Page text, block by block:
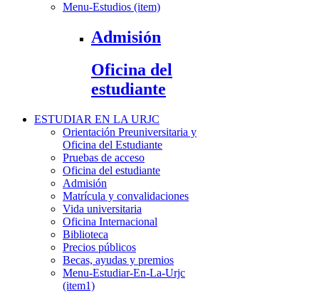
Menu-Estudios (item)
Admisión
Oficina del
estudiante
ESTUDIAR EN LA URJC
Orientación Preuniversitaria y
Oficina del Estudiante
Pruebas de acceso
Oficina del estudiante
Admisión
Matrícula y convalidaciones
Vida universitaria
Oficina Internacional
Biblioteca
Precios públicos
Becas, ayudas y premios
Menu-Estudiar-En-La-Urjc
(item1)